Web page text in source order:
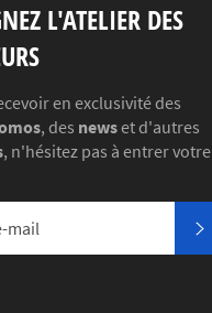
L'ATELIER DES
en exclusivité des
, des newset d'autres
, n'hésitez pas à entrer votre